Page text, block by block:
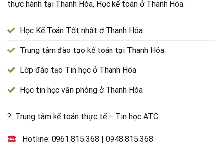
thực hành tại Thanh Hóa, Học kế toán ở Thanh Hóa.
Học Kế Toán Tốt nhất ở Thanh Hóa
Trung tâm đào tạo kế toán tại Thanh Hóa
Lớp đào tạo Tin học ở Thanh Hóa
Học tin học văn phòng ở Thanh Hóa
? Trung tâm kế toán thực tế – Tin học ATC
Hotline:0961.815.368 |0948.815.368